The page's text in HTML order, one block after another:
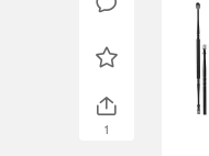
1